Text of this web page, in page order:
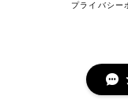
プライバシー